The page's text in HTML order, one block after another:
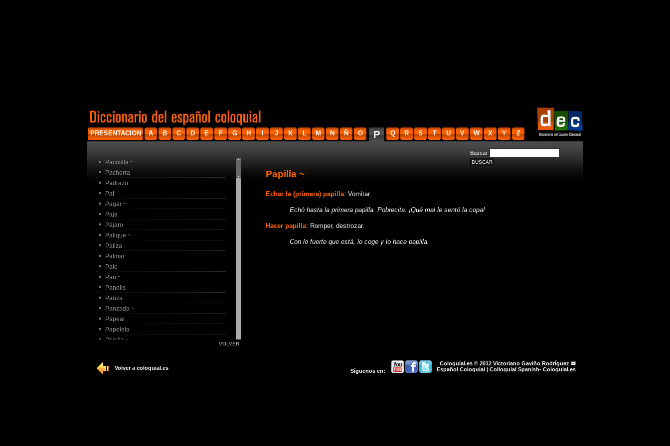
PRESENTACION A B C D E F G H I J K L M N Ñ O P Q R S T U V W X Y Z
Pacotilla ~
Pachorra
Padrazo
Paf
Pagar ~
Paja
Pájaro
Palique ~
Paliza
Palmar
Palo
Pan ~
Panolis
Panza
Panzada ~
Papear
Papeleta
Papilla ~
Parida
VOLVER
Buscar
Papilla ~
Echar la (primera) papilla: Vomitar.
Echó hasta la primera papilla. Pobrecita. ¡Qué mal le sentó la copa!
Hacer papilla: Romper, destrozar.
Con lo fuerte que está, lo coge y lo hace papilla.
Volver a coloquial.es
Coloquial.es © 2012 Victoriano Gaviño Rodríguez
Español Coloquial | Colloquial Spanish- Coloquial.es
Síguenos en: